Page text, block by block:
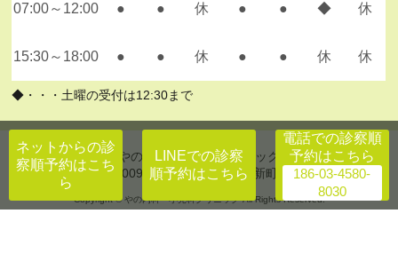
ネットからの診
察順予約はこち
ら
LINEでの診察
順予約はこちら
電話での診察順
予約はこちら
07:00～12:00 ● ● 休 ● ● ◆ 休
15:30～18:00 ● ● 休 ● ● 休 休
◆・・・土曜の受付は12:30まで
やの内科・小児科クリニック
〒175-0093 東京都板橋区赤塚新町3-19-5
Copyright © やの内科・小児科クリニック All Rights Reserved.